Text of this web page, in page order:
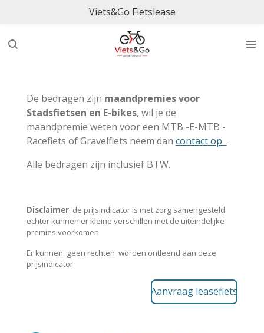
naar
Viets&Go Fietslease
De bedragen zijn maandpremies voor
Stadsfietsen en E-bikes, wil je de
maandpremie weten voor een MTB -E-MTB -
Racefiets of Gravelfiets neem dan contact op
Alle bedragen zijn inclusief BTW.
Disclaimer: de prijsindicator is met zorg samengesteld
echter kunnen er kleine verschillen met de uiteindelijke
premies voorkomen
Er kunnen geen rechten worden ontleend aan deze
prijsindicator
Aanvraag leasefiets